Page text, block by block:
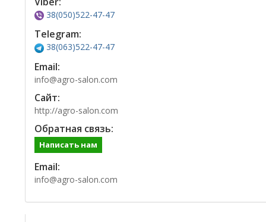
38(050)522-47-47
Telegram:
38(063)522-47-47
Email:
info@agro-salon.com
Сайт:
http://agro-salon.com
Обратная связь:
Написать нам
Email:
info@agro-salon.com